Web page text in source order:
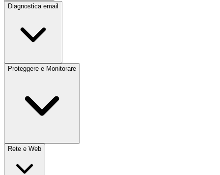
Diagnostica email
Proteggere e Monitorare
Rete e Web